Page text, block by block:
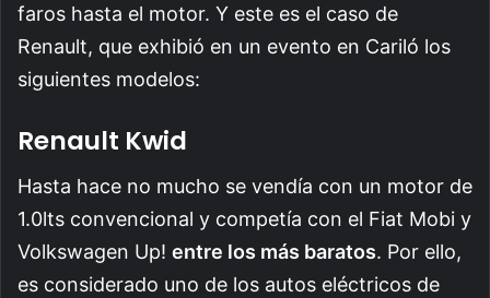
faros hasta el motor. Y este es el caso de
Renault, que exhibió en un evento en Cariló los
siguientes modelos:
Renault Kwid
Hasta hace no mucho se vendía con un motor de
1.0lts convencional y competía con el Fiat Mobi y
Volkswagen Up! entre los más baratos. Por ello,
es considerado uno de los autos eléctricos de